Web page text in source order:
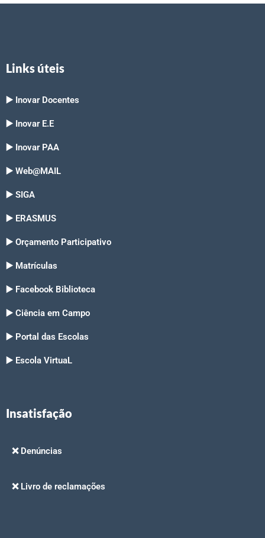
Links úteis
▶️ Inovar Docentes
▶️ Inovar E.E
▶️ Inovar PAA
▶️ Web@MAIL
▶️ SIGA
▶️ ERASMUS
▶️ Orçamento Participativo
▶️ Matrículas
▶️ Facebook Biblioteca
▶️ Ciência em Campo
▶️ Portal das Escolas
▶️ Escola VirtuaL
Insatisfação
❌ Denúncias
❌ Livro de reclamações